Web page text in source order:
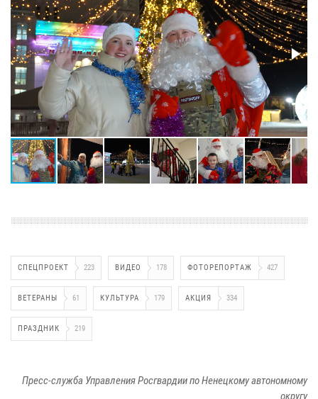
СПЕЦПРОЕКТ 223 ВИДЕО 178 ФОТОРЕПОРТАЖ 427
ВЕТЕРАНЫ 61 КУЛЬТУРА 179 АКЦИЯ 334
ПРАЗДНИК 219
Пресс-служба Управления Росгвардии по Ненецкому автономному
округу